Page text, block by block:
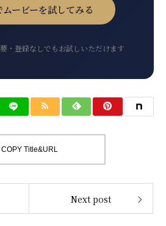
ムービーを試してみる
・登録なしでもお試しいただけます
COPY Title&URL
Next post